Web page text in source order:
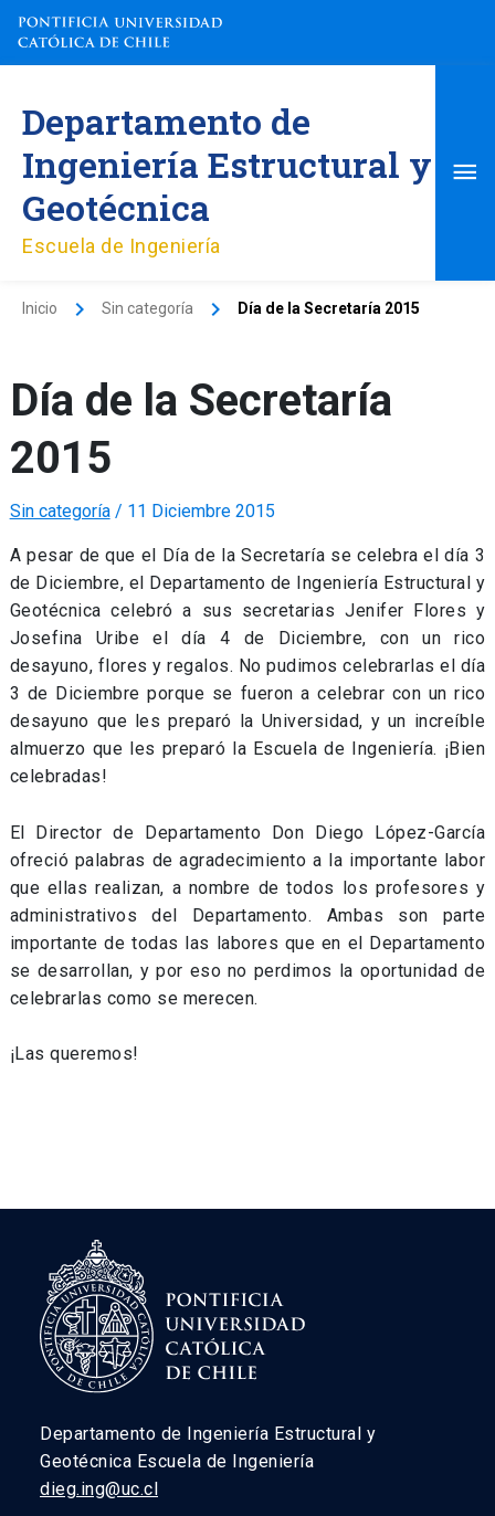
contenido
Departamento de
Ingeniería Estructural y
Geotécnica
Escuela de Ingeniería
Inicio Sin categoría Día de la Secretaría 2015
Día de la Secretaría
2015
Sin categoría/ 11 Diciembre 2015
A pesar de que el Día de la Secretaría se celebra el día 3
de Diciembre, el Departamento de Ingeniería Estructural y
Geotécnica celebró a sus secretarias Jenifer Flores y
Josefina Uribe el día 4 de Diciembre, con un rico
desayuno, flores y regalos. No pudimos celebrarlas el día
3 de Diciembre porque se fueron a celebrar con un rico
desayuno que les preparó la Universidad, y un increíble
almuerzo que les preparó la Escuela de Ingeniería. ¡Bien
celebradas!
El Director de Departamento Don Diego López-García
ofreció palabras de agradecimiento a la importante labor
que ellas realizan, a nombre de todos los profesores y
administrativos del Departamento. Ambas son parte
importante de todas las labores que en el Departamento
se desarrollan, y por eso no perdimos la oportunidad de
celebrarlas como se merecen.
¡Las queremos!
Departamento de Ingeniería Estructural y
Geotécnica Escuela de Ingeniería
dieg.ing@uc.cl